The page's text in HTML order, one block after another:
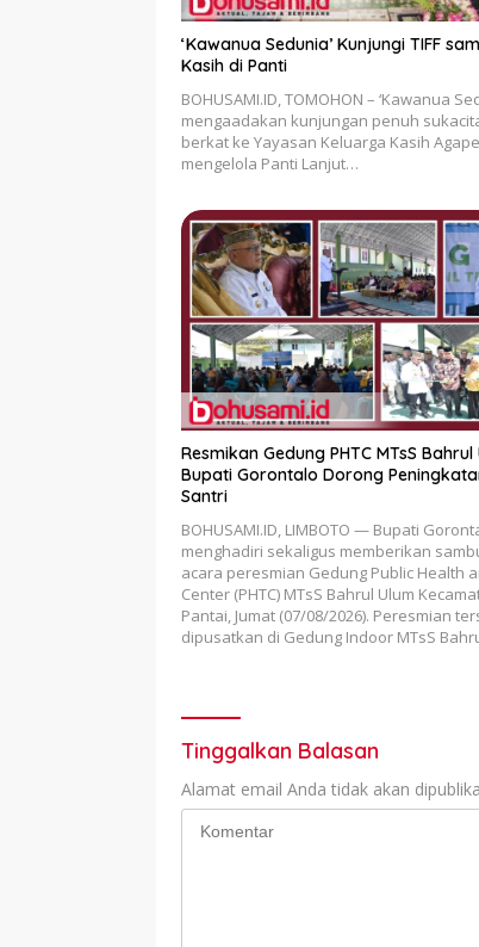
‘Kawanua Sedunia’ Kunjungi TIFF
Kasih di Panti
BOHUSAMI.ID, TOMOHON – ‘Kawanua
mengaadakan kunjungan penuh
berkat ke Yayasan Keluarga Kasih
mengelola Panti Lanjut…
Resmikan Gedung PHTC MTsS Bahrul
Bupati Gorontalo Dorong
Santri
BOHUSAMI.ID, LIMBOTO — Bupati
menghadiri sekaligus memberikan
acara peresmian Gedung Public Health
Center (PHTC) MTsS Bahrul Ulum
Pantai, Jumat (07/08/2026). Peresmian
dipusatkan di Gedung Indoor MTsS
Tinggalkan Balasan
Alamat email Anda tidak akan